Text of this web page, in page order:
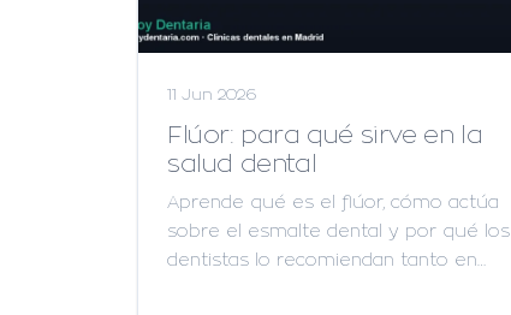
11 Jun 2026
Flúor: para qué sirve en la
salud dental
Aprende qué es el flúor, cómo actúa
sobre el esmalte dental y por qué los
dentistas lo recomiendan tanto en…